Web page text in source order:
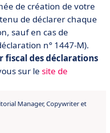
de création de votre
de déclarer chaque
sauf en cas de
n° 1447-M).
fiscal des déclarations
sur le site de
Manager, Copywriter et